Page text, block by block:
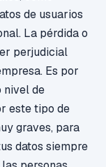
de usuarios
La pérdida o
perjudicial
Es por
nivel de
este tipo de
graves, para
datos siempre